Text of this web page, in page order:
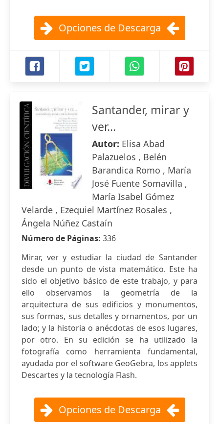
Opciones de Descarga
Santander, mirar y
ver...
Autor: Elisa Abad
Palazuelos , Belén
Barandica Romo , María
José Fuente Somavilla ,
María Isabel Gómez
Velarde , Ezequiel Martínez Rosales ,
Ángela Núñez Castaín
Número de Páginas: 336
Mirar, ver y estudiar la ciudad de Santander
desde un punto de vista matemático. Este ha
sido el objetivo básico de este trabajo, y para
ello observamos la geometría de la
arquitectura de sus edificios y monumentos,
sus formas, sus detalles y ornamentos, por un
lado; y la historia o anécdotas de esos lugares,
por otro. En su edición se ha utilizado la
fotografía como herramienta fundamental,
ayudada por el software GeoGebra, los applets
Descartes y la tecnología Flash.
Opciones de Descarga